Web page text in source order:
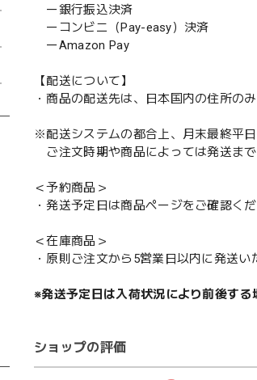
ー銀行振込決済
ーコンビニ（Pay-easy）決済
ーAmazon Pay
【配送について】
・商品の配送先は、日本国内の住所の
※配送システムの都合上、月末最終平
ご注文時期や商品によっては発送ま
＜予約商品＞
・発送予定日は商品ページをご確認くだ
＜在庫商品＞
・原則ご注文から5営業日以内に発送い
※発送予定日は入荷状況により前後する
ショップの評価